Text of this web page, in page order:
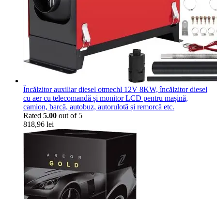
Încălzitor auxiliar diesel otmechl 12V 8KW, încălzitor diesel
cu aer cu telecomandă și monitor LCD pentru mașină,
camion, barcă, autobuz, autorulotă și remorcă etc.
Rated 5.00 out of 5
818,96 lei